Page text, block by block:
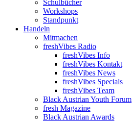
Schulbücher
Workshops
Standpunkt
Handeln
Mitmachen
freshVibes Radio
freshVibes Info
freshVibes Kontakt
freshVibes News
freshVibes Specials
freshVibes Team
Black Austrian Youth Forum
fresh Magazine
Black Austrian Awards